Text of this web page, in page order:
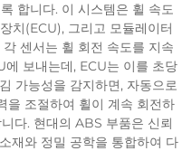
합니다. 이 시스템은 휠 속도
치(ECU), 그리고 모듈레이터
센서는 휠 회전 속도를 지속
에 보내는데, ECU는 이를 초당
가능성을 감지하면, 자동으로
을 조절하여 휠이 계속 회전하
다. 현대의 ABS 부품은 신뢰
재와 정밀 공학을 통합하여 다